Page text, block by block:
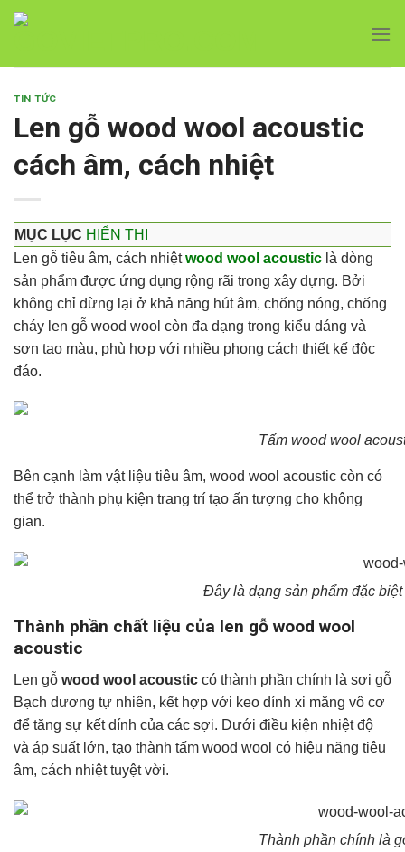
Skip
TIN TỨC
Len gỗ wood wool acoustic
cách âm, cách nhiệt
MỤC LỤC HIỂN THỊ
Len gỗ tiêu âm, cách nhiệtwood wool acoustic là dòng
sản phẩm được ứng dụng rộng rãi trong xây dựng. Bởi
không chỉ dừng lại ở khả năng hút âm, chống nóng, chống
cháy len gỗ wood wool còn đa dạng trong kiểu dáng và
sơn tạo màu, phù hợp với nhiều phong cách thiết kế độc
đáo.
Tấm wood wool
Bên cạnh làm vật liệu tiêu âm, wood wool acoustic còn có
thể trở thành phụ kiện trang trí tạo ấn tượng cho không
gian.
Đây là dạng sản phẩm đặc
Thành phần chất liệu của len gỗ wood wool
acoustic
Len gỗ wood wool acoustic có thành phần chính là sợi gỗ
Bạch dương tự nhiên, kết hợp với keo dính xi măng vô cơ
để tăng sự kết dính của các sợi. Dưới điều kiện nhiệt độ
và áp suất lớn, tạo thành tấm wood wool có hiệu năng tiêu
âm, cách nhiệt tuyệt vời.
Thành phần chính là
Với đơn hàng số lượng lớn, Quý khách hàng vui